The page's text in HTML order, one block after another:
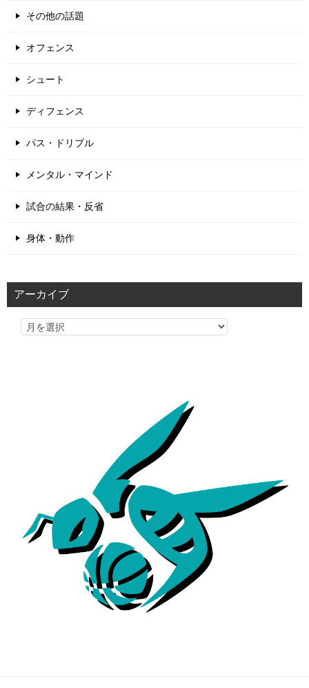
その他の話題
オフェンス
シュート
ディフェンス
パス・ドリブル
メンタル・マインド
試合の結果・反省
身体・動作
アーカイブ